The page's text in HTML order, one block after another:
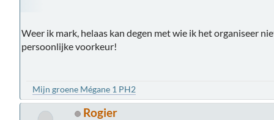
Weer ik mark, helaas kan degen met wie ik het organiseer
persoonlijke voorkeur!
Mijn groene Mégane 1 PH2
Rogier